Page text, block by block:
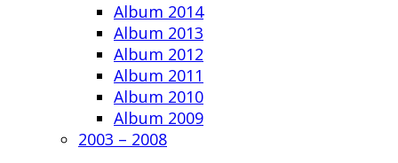
Album 2014
Album 2013
Album 2012
Album 2011
Album 2010
Album 2009
2003 – 2008